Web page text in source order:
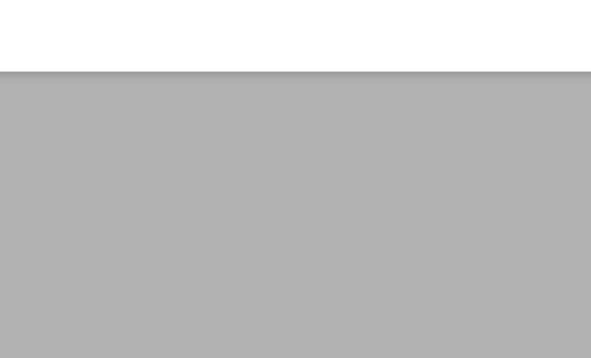
75% Combed Cotton,